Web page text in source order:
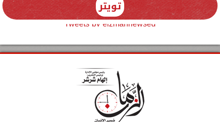
تويتر
Tweets by elzmannewseg